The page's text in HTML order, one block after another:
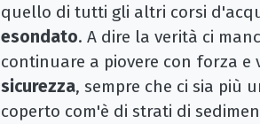
quello di tutti gli altri corsi
esondato. A dire la verità ci
continuare a piovere con forza e
sicurezza, sempre che ci sia più
coperto com'è di strati di